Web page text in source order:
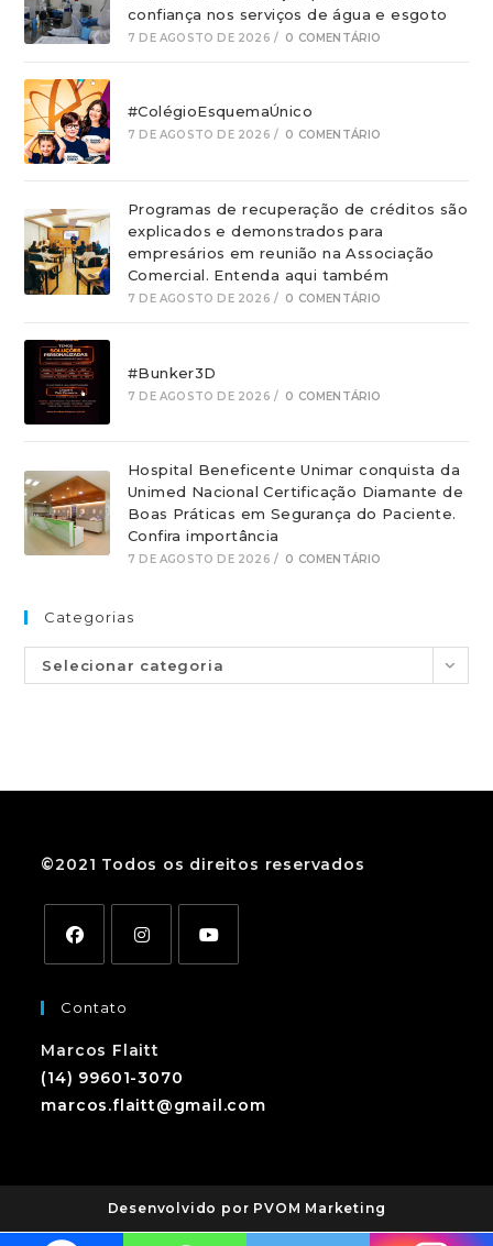
confiança nos serviços de água e esgoto
7 DE AGOSTO DE 2026 / 0 COMENTÁRIO
#ColégioEsquemaÚnico
7 DE AGOSTO DE 2026 / 0 COMENTÁRIO
Programas de recuperação de créditos são
explicados e demonstrados para
empresários em reunião na Associação
Comercial. Entenda aqui também
7 DE AGOSTO DE 2026 / 0 COMENTÁRIO
#Bunker3D
7 DE AGOSTO DE 2026 / 0 COMENTÁRIO
Hospital Beneficente Unimar conquista da
Unimed Nacional Certificação Diamante de
Boas Práticas em Segurança do Paciente.
Confira importância
7 DE AGOSTO DE 2026 / 0 COMENTÁRIO
Categorias
Selecionar categoria
©2021 Todos os direitos reservados
Contato
Marcos Flaitt
(14) 99601-3070
marcos.flaitt@gmail.com
Desenvolvido por PVOM Marketing